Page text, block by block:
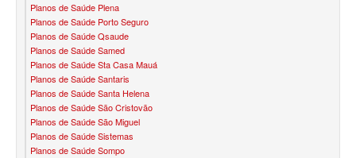
PLENA PLANO DE SAÚDE FAMILIAR
QSAUDE PLANO DE SAÚDE FAMILIAR
SANTA HELENA PLANO DE SAÚDE FAMILIAR
SANTARIS PLANO DE SAÚDE FAMILIAR
SÃO CRISTOVÃO PLANO DE SAÚDE FAMILIAR
SÃO MIGUEL PLANO DE SAÚDE FAMILIAR
Planos de Saúde Plena
Planos de Saúde Porto Seguro
Planos de Saúde Qsaude
Planos de Saúde Samed
Planos de Saúde Sta Casa Mauá
Planos de Saúde Santaris
Planos de Saúde Santa Helena
Planos de Saúde São Cristovão
Planos de Saúde São Miguel
Planos de Saúde Sistemas
Planos de Saúde Sompo